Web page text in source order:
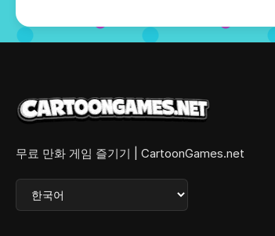
무료 만화 게임 즐기기 | CartoonGames.net